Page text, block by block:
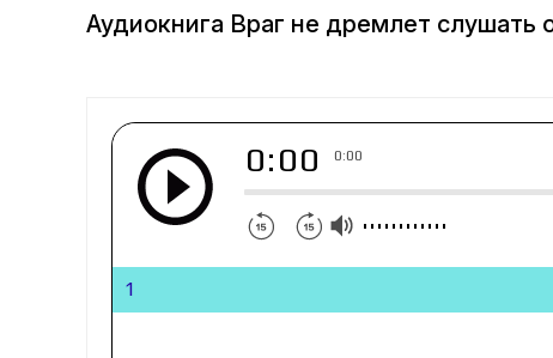
Аудиокнига Враг не дремлет слушать
0:00 0:00
1